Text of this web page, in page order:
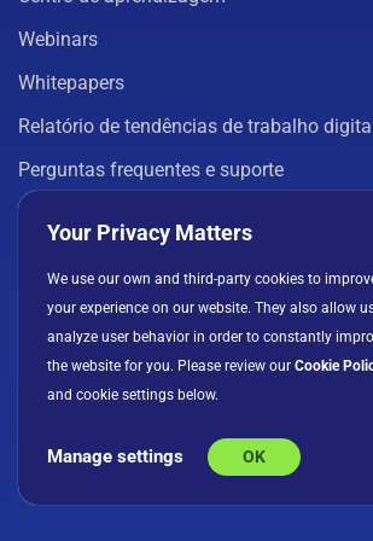
Webinars
Whitepapers
Relatório de tendências de trabalho
Perguntas frequentes e suporte
EMPRESA
Para líderes de marketing
Fale conosco
Your Privacy Matters
We use our own and third-party cookies to
your experience on our website. They also allow
analyze user behavior in order to constantly
the website for you. Please review our Cookie
and cookie settings below.
Manage settings OK